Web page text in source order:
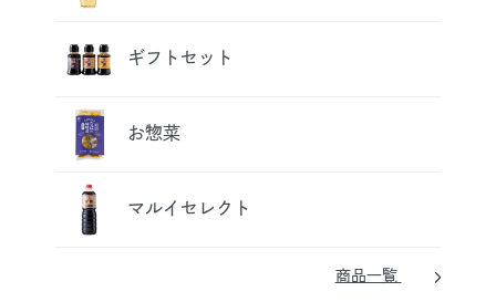
ギフトセット
お惣菜
マルイセレクト
商品一覧